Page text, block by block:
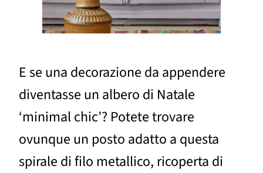
E se una decorazione da appendere
diventasse un albero di Natale
‘minimal chic’? Potete trovare
ovunque un posto adatto a questa
spirale di filo metallico, ricoperta di